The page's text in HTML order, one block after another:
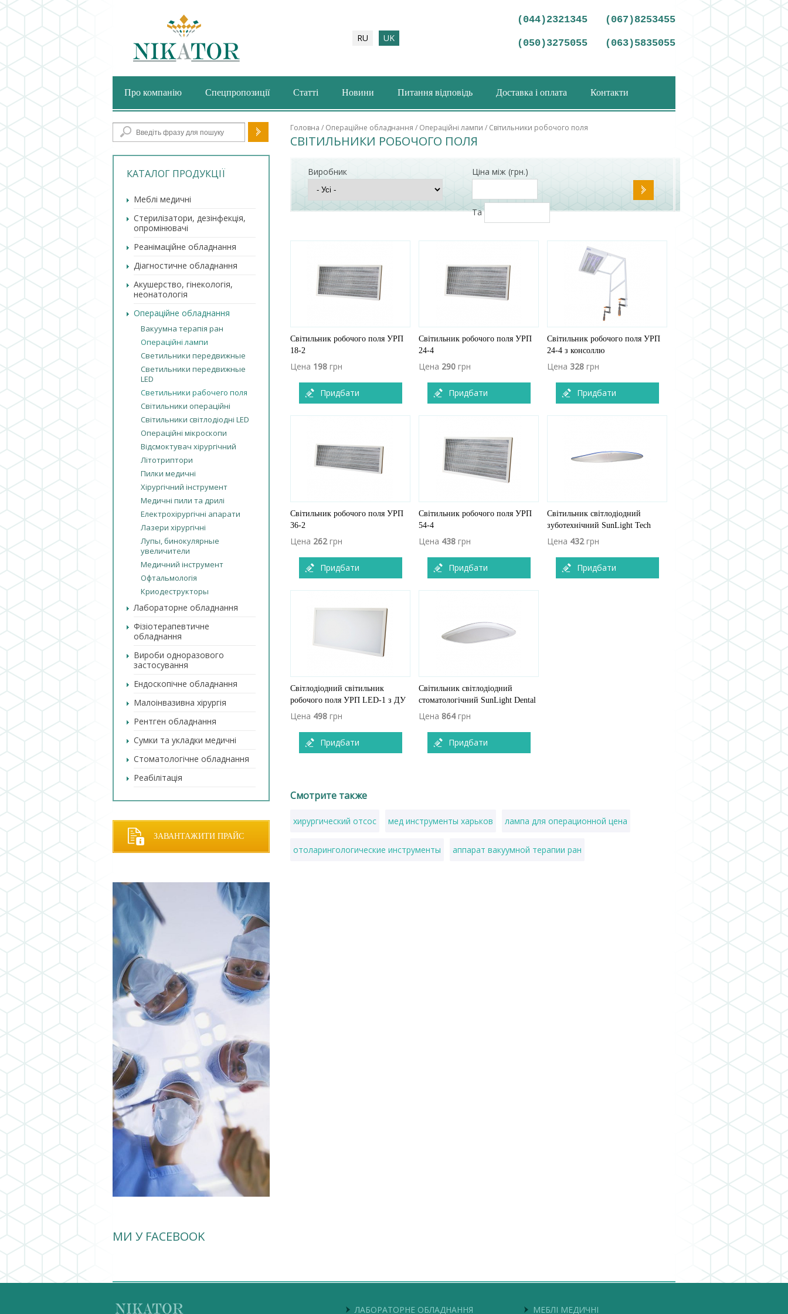
RU UK
(044)2321345 (067)8253455
(050)3275055 (063)5835055
Про компанію Спецпропозиції Статті Новини Питання відповідь Доставка і оплата Контакти
Головна / Операційне обладнання / Операційні лампи / Світильники робочого поля
СВІТИЛЬНИКИ РОБОЧОГО ПОЛЯ
Виробник Ціна між (грн.)
Та
Світильник робочого поля УРП
18-2
Цена 198 грн
Придбати
Світильник робочого поля УРП
24-4
Цена 290 грн
Придбати
Світильник робочого поля УРП
24-4 з консоллю
Цена 328 грн
Придбати
Світильник робочого поля УРП
36-2
Цена 262грн
Придбати
Світильник робочого поля УРП
54-4
Цена 438 грн
Придбати
Світильник світлодіодний
зуботехнічний SunLight Tech
Цена 432грн
Придбати
Світлодіодний світильник
робочого поля УРП LED-1 з ДУ
Цена 498 грн
Придбати
Світильник світлодіодний
стоматологічний SunLight Dental
Цена 864грн
Придбати
Смотрите также
хирургический отсос мед инструменты харьков лампа для операционной цена
отоларингологические инструменты аппарат вакуумной терапии ран
Пошукова форма
КАТАЛОГ ПРОДУКЦІЇ
Меблі медичні
Стерилізатори, дезінфекція,
опромінювачі
Реанімаційне обладнання
Діагностичне обладнання
Акушерство, гінекологія,
неонатологія
Операційне обладнання
Вакуумна терапія ран
Операційні лампи
Светильники передвижные
Светильники передвижные
LED
Светильники рабочего поля
Світильники операційні
Світильники світлодіодні LED
Операційні мікроскопи
Відсмоктувач хірургічний
Літотриптори
Пилки медичні
Хірургічний інструмент
Медичні пили та дрилі
Електрохірургічні апарати
Лазери хірургічні
Лупы, бинокулярные
увеличители
Медичний інструмент
Офтальмологія
Криодеструкторы
Лабораторне обладнання
Фізіотерапевтичне
обладнання
Вироби одноразового
застосування
Ендоскопічне обладнання
Малоінвазивна хірургія
Рентген обладнання
Сумки та укладки медичні
Стоматологічне обладнання
Реабілітація
ЗАВАНТАЖИТИ ПРАЙС
МИ У FACEBOOK
ЛАБОРАТОРНЕ ОБЛАДНАННЯ МЕБЛІ МЕДИЧНІ